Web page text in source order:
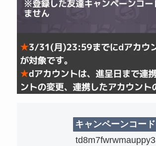
キャンペーンコード
td8m7fwrwmauppy3